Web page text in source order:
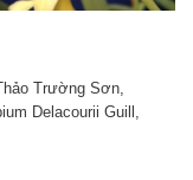
Trường Sơn,
Delacourii Guill,